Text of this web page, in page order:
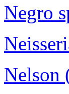
Negro
Nelson